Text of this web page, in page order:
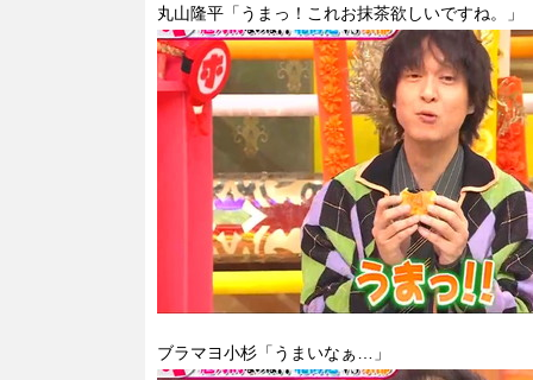
丸山隆平「うまっ！これお抹茶欲しいですね。」
ブラマヨ小杉「うまいなぁ…」